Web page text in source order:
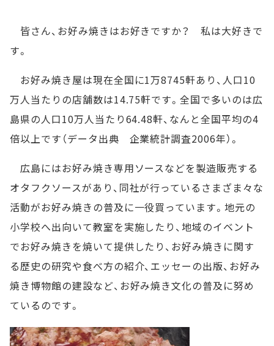
皆さん、お好み焼きはお好きですか？ 私は大好きで
す。
お好み焼き屋は現在全国に1万8745軒あり、人口10
万人当たりの店舗数は14.75軒です。全国で多いのは広
島県の人口10万人当たり64.48軒、なんと全国平均の4
倍以上です（データ出典 企業統計調査2006年）。
広島にはお好み焼き専用ソースなどを製造販売する
オタフクソースがあり、同社が行っているさまざま々な
活動がお好み焼きの普及に一役買っています。地元の
小学校へ出向いて教室を実施したり、地域のイベント
でお好み焼きを焼いて提供したり、お好み焼きに関す
る歴史の研究や食べ方の紹介、エッセーの出版、お好み
焼き博物館の建設など、お好み焼き文化の普及に努め
ているのです。